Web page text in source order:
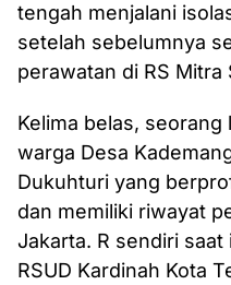
tengah menjalani
setelah sebelumnya
perawatan di RS Mitra
Kelima belas, seorang
warga Desa
Dukuhturi yang
dan memiliki riwayat
Jakarta. R sendiri
RSUD Kardinah Kota